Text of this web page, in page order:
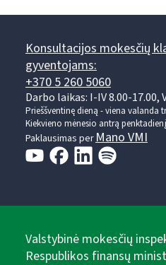
Konsultacijos mokesčių
gyventojams:
+370 5 260 5060
Darbo laikas: I-IV 8.00-17.00,
Prieššventinę dieną - viena valanda
Kiekvieno mėnesio antrą
Paklausimas perMano VMI
Valstybinė mokesčių
Respublikos finansų